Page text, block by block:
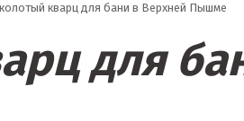
кварц для бани в Верхней Пышме
для